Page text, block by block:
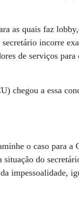
as quais faz
incorre
de serviços para
chegou a essa
o caso para a
do
impessoalidade,